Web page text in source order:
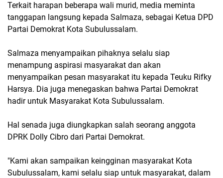
Terkait harapan beberapa wali murid, media meminta
tanggapan langsung kepada Salmaza, sebagai Ketua DPD
Partai Demokrat Kota Subulussalam.
Salmaza menyampaikan pihaknya selalu siap
menampung aspirasi masyarakat dan akan
menyampaikan pesan masyarakat itu kepada Teuku Rifky
Harsya. Dia juga menegaskan bahwa Partai Demokrat
hadir untuk Masyarakat Kota Subulussalam.
Hal senada juga diungkapkan salah seorang anggota
DPRK Dolly Cibro dari Partai Demokrat.
"Kami akan sampaikan keingginan masyarakat Kota
Subulussalam, kami selalu siap untuk masyarakat, dalam